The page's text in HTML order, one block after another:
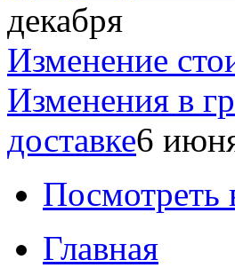
декабря
Изменение
Изменения в
доставке6
Посмотреть
Главная